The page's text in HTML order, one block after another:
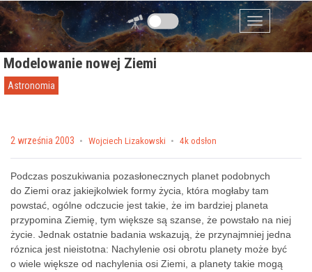
Przejdź do zawartości
Menu
Modelowanie nowej Ziemi
Astronomia
Posted on
2 września 2003 by Wojciech Lizakowski 4k odsłon
Podczas poszukiwania pozasłonecznych planet podobnych
do Ziemi oraz jakiejkolwiek formy życia, która mogłaby tam
powstać, ogólne odczucie jest takie, że im bardziej planeta
przypomina Ziemię , tym większe są szanse, że powstało na niej
życie. Jednak ostatnie badania wskazują, że przynajmniej jedna
róznica jest nieistotna: Nachylenie osi obrotu planety może być
o wiele większe od nachylenia osi Ziemi, a planety takie mogą